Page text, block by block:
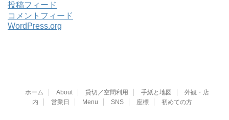
投稿フィード
コメントフィード
WordPress.org
ホーム About 貸切／空間利用 手紙と地図
外観・店
内
営業日 Menu SNS 座標 初めての方